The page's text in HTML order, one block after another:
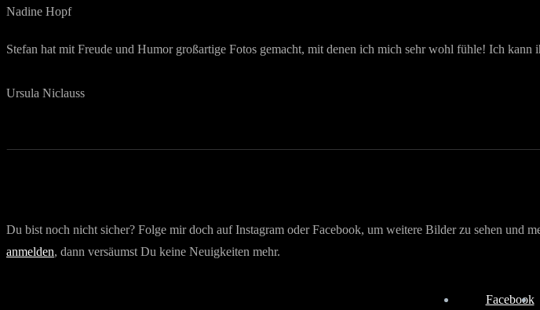
Nadine Hopf
Stefan hat mit Freude und Humor großartige Fotos gemacht, mit denen ich mich sehr wohl fühle! Ich kann
Ursula Niclauss
Du bist noch nicht sicher? Folge mir doch auf Instagram oder Facebook, um weitere Bilder zu sehen und
anmelden, dann versäumst Du keine Neuigkeiten mehr.
Facebook